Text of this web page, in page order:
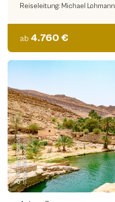
Reiseleitung: Michael Lohmann
ab 4.760 €
©
H
a
m
d
a
n
Y
o
sh
i
d
a
-
s
t
o
c
k.
a
d
o
b
e.
c
om